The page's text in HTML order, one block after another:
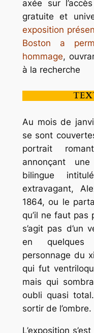
axée sur
gratuite et
exposition
Boston a
hommage,
à la recherche
Au mois de
se sont
portrait
annonçant
bilingue
extravagant,
1864, ou le
qu’il ne faut
s’agit pas d’un
en quelques
personnage du
qui fut
mais qui
oubli quasi
sortir de l’ombre.
L’exposition